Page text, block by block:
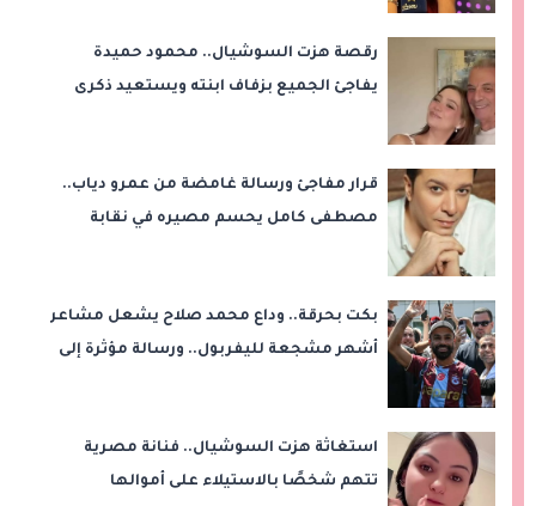
رقصة هزت السوشيال.. محمود حميدة
يفاجئ الجميع بزفاف ابنته ويستعيد ذكرى
قرار مفاجئ ورسالة غامضة من عمرو دياب..
مصطفى كامل يحسم مصيره في نقابة
بكت بحرقة.. وداع محمد صلاح يشعل مشاعر
أشهر مشجعة لليفربول.. ورسالة مؤثرة إلى
استغاثة هزت السوشيال.. فنانة مصرية
تتهم شخصًا بالاستيلاء على أموالها